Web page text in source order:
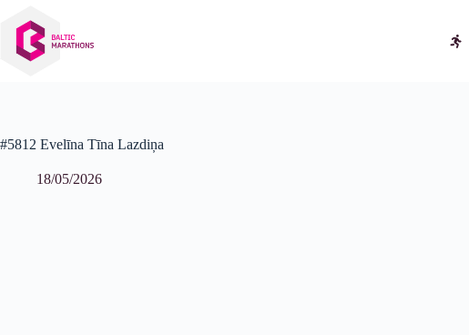
saturu
#5812 Evelīna Tīna Lazdiņa
18/05/2026